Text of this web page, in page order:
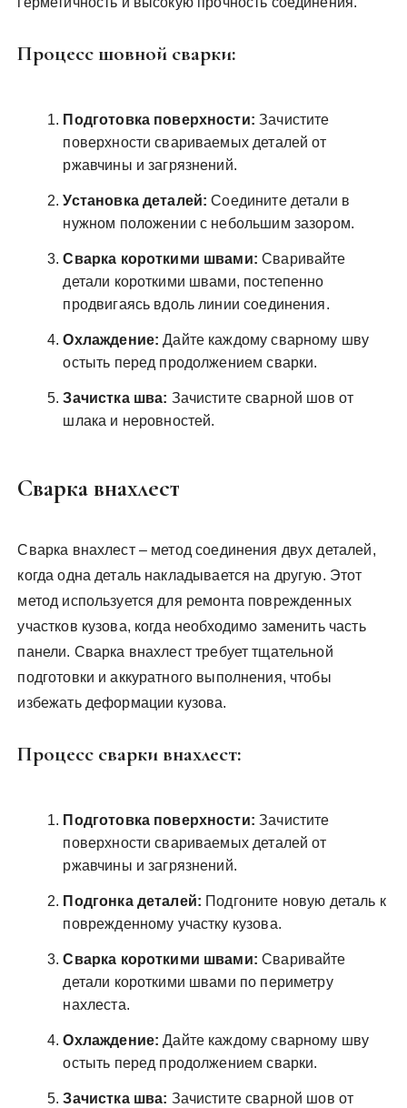
Процесс шовной сварки:
Подготовка поверхности: Зачистите
поверхности свариваемых деталей от
ржавчины и загрязнений.
Установка деталей: Соедините детали в
нужном положении с небольшим зазором.
Сварка короткими швами: Сваривайте
детали короткими швами, постепенно
продвигаясь вдоль линии соединения.
Охлаждение: Дайте каждому сварному шву
остыть перед продолжением сварки.
Зачистка шва: Зачистите сварной шов от
шлака и неровностей.
Сварка внахлест
Сварка внахлест – метод соединения двух деталей,
когда одна деталь накладывается на другую. Этот
метод используется для ремонта поврежденных
участков кузова, когда необходимо заменить часть
панели. Сварка внахлест требует тщательной
подготовки и аккуратного выполнения, чтобы
избежать деформации кузова.
Процесс сварки внахлест:
Подготовка поверхности: Зачистите
поверхности свариваемых деталей от
ржавчины и загрязнений.
Подгонка деталей: Подгоните новую деталь к
поврежденному участку кузова.
Сварка короткими швами: Сваривайте
детали короткими швами по периметру
нахлеста.
Охлаждение: Дайте каждому сварному шву
остыть перед продолжением сварки.
Зачистка шва: Зачистите сварной шов от